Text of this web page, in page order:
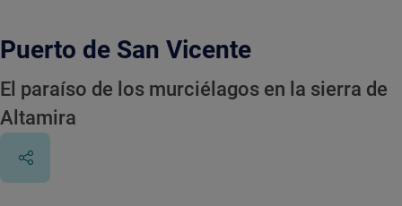
Puerto de San Vicente
El paraíso de los murciélagos en la sierra de
Altamira